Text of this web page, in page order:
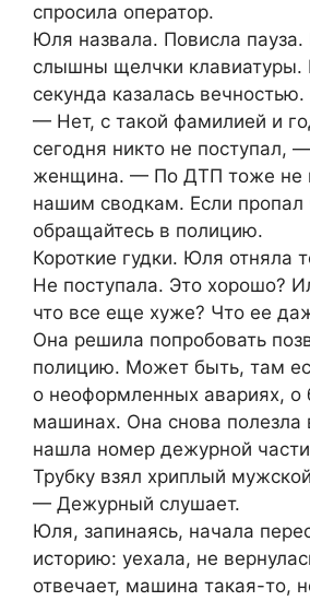
спросила оператор.
Юля назвала. Повисла пауза.
слышны щелчки клавиатуры.
секунда казалась вечностью.
— Нет, с такой фамилией и
сегодня никто не поступал,
женщина. — По ДТП тоже не
нашим сводкам. Если пропал
обращайтесь в полицию.
Короткие гудки. Юля отняла
Не поступала. Это хорошо?
что все еще хуже? Что ее
Она решила попробовать
полицию. Может быть, там
о неоформленных авариях,
машинах. Она снова полезла
нашла номер дежурной
Трубку взял хриплый
— Дежурный слушает.
Юля, запинаясь, начала
историю: уехала, не
отвечает, машина такая-то,